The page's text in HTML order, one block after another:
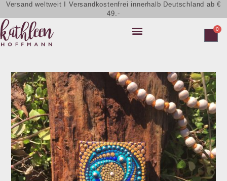
Versand weltweit I Versandkostenfrei innerhalb Deutschland ab €
49.-
0